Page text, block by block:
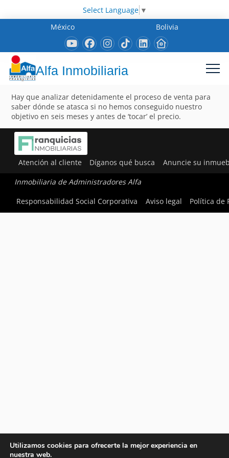
Select Language ▼
México
Bolivia
Alfa Inmobiliaria
Hay que analizar detenidamente el proceso de venta para
saber dónde se atasca si no hemos conseguido nuestro
objetivo en seis meses y antes de ‘tocar’ el precio.
Atención al cliente Díganos qué busca Anuncie su
Inmobiliaria de Administradores Alfa
Responsabilidad Social Corporativa
Aviso legal Política de
Utilizamos cookies para ofrecerte la mejor experiencia en
nuestra web.